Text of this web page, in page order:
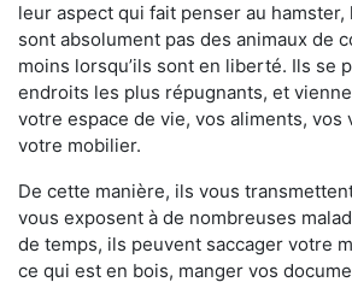
leur aspect qui fait penser au
sont absolument pas des animaux de
moins lorsqu’ils sont en liberté. Ils se
endroits les plus répugnants, et
votre espace de vie, vos aliments, vos
votre mobilier.
De cette manière, ils vous
vous exposent à de nombreuses
de temps, ils peuvent saccager votre
ce qui est en bois, manger vos